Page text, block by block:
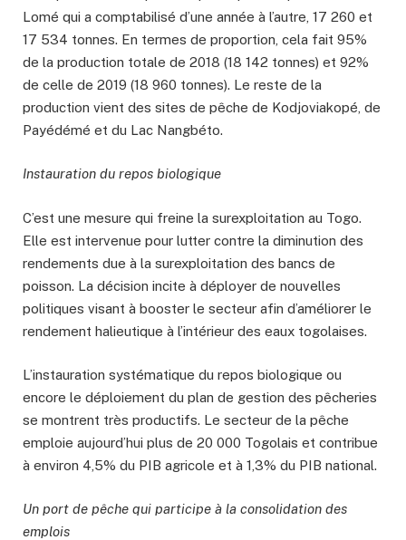
Lomé qui a comptabilisé d’une année à l’autre, 17 260 et
17 534 tonnes. En termes de proportion, cela fait 95%
de la production totale de 2018 (18 142 tonnes) et 92%
de celle de 2019 (18 960 tonnes). Le reste de la
production vient des sites de pêche de Kodjoviakopé, de
Payédémé et du Lac Nangbéto.
Instauration du repos biologique
C’est une mesure qui freine la surexploitation au Togo.
Elle est intervenue pour lutter contre la diminution des
rendements due à la surexploitation des bancs de
poisson. La décision incite à déployer de nouvelles
politiques visant à booster le secteur afin d’améliorer le
rendement halieutique à l’intérieur des eaux togolaises.
L’instauration systématique du repos biologique ou
encore le déploiement du plan de gestion des pêcheries
se montrent très productifs. Le secteur de la pêche
emploie aujourd’hui plus de 20 000 Togolais et contribue
à environ 4,5% du PIB agricole et à 1,3% du PIB national.
Un port de pêche qui participe à la consolidation des
emplois